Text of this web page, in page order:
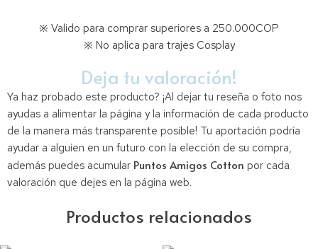
※ Valido para comprar superiores a 250.000COP
※ No aplica para trajes Cosplay
Deja tu valoración!
Ya haz probado este producto? ¡Al dejar tu reseña o foto nos
ayudas a alimentar la página y la información de cada producto
de la manera más transparente posible! Tu aportación podría
ayudar a alguien en un futuro con la elección de su compra,
además puedes acumular Puntos Amigos Cotton por cada
valoración que dejes en la página web.
Productos relacionados